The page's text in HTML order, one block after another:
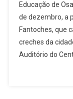
Educação de
de dezembro, a
Fantoches, que
creches da
Auditório do